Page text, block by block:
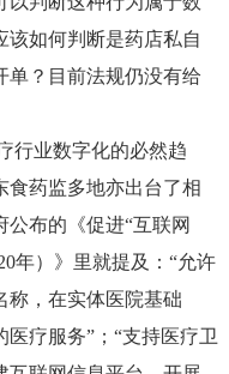
该如何判断是药店私自
单？目前法规仍没有给
行业数字化的必然趋
食药监多地亦出台了相
布的《促进“互联网
年）》里就提及： “允许
称，在实体医院基础
医疗服务”；“支持医疗卫